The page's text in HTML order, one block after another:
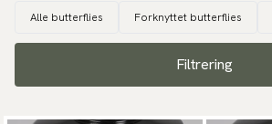
butterfly varme og sofistikering uden at
Den passer smukt sammen med en
komplimenterer et bredt spektrum af
Alle butterflies Forknyttet butterflies
Filtrering